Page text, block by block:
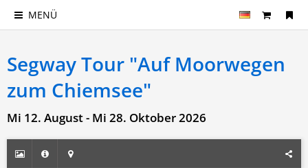
MENÜ
Segway Tour "Auf Moorwegen
zum Chiemsee"
Mi 12. August - Mi 28. Oktober 2026